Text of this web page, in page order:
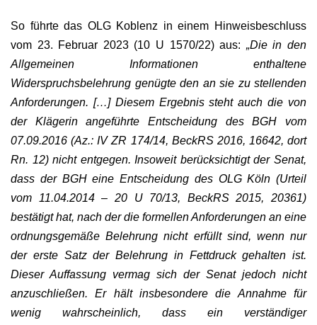
So führte das OLG Koblenz in einem Hinweisbeschluss
vom 23. Februar 2023 (10 U 1570/22) aus: „Die in den
Allgemeinen Informationen enthaltene
Widerspruchsbelehrung genügte den an sie zu stellenden
Anforderungen. […] Diesem Ergebnis steht auch die von
der Klägerin angeführte Entscheidung des BGH vom
07.09.2016 (Az.: IV ZR 174/14, BeckRS 2016, 16642, dort
Rn. 12) nicht entgegen. Insoweit berücksichtigt der Senat,
dass der BGH eine Entscheidung des OLG Köln (Urteil
vom 11.04.2014 – 20 U 70/13, BeckRS 2015, 20361)
bestätigt hat, nach der die formellen Anforderungen an eine
ordnungsgemäße Belehrung nicht erfüllt sind, wenn nur
der erste Satz der Belehrung in Fettdruck gehalten ist.
Dieser Auffassung vermag sich der Senat jedoch nicht
anzuschließen. Er hält insbesondere die Annahme für
wenig wahrscheinlich, dass ein verständiger